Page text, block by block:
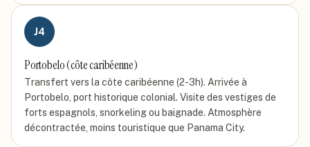
J4
Portobelo (côte caribéenne)
Transfert vers la côte caribéenne (2-3h). Arrivée à
Portobelo, port historique colonial. Visite des vestiges de
forts espagnols, snorkeling ou baignade. Atmosphère
décontractée, moins touristique que Panama City.